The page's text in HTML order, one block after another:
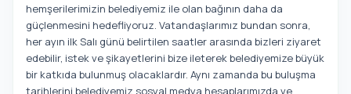
hemşerilerimizin belediyemiz ile olan bağının daha da
güçlenmesini hedefliyoruz. Vatandaşlarımız bundan sonra,
her ayın ilk Salı günü belirtilen saatler arasında bizleri ziyaret
edebilir, istek ve şikayetlerini bize ileterek belediyemize büyük
bir katkıda bulunmuş olacaklardır. Aynı zamanda bu buluşma
tarihlerini belediyemiz sosyal medya hesaplarımızda ve